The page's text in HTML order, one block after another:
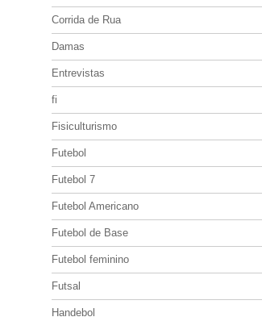
Corrida de Rua
Damas
Entrevistas
fi
Fisiculturismo
Futebol
Futebol 7
Futebol Americano
Futebol de Base
Futebol feminino
Futsal
Handebol